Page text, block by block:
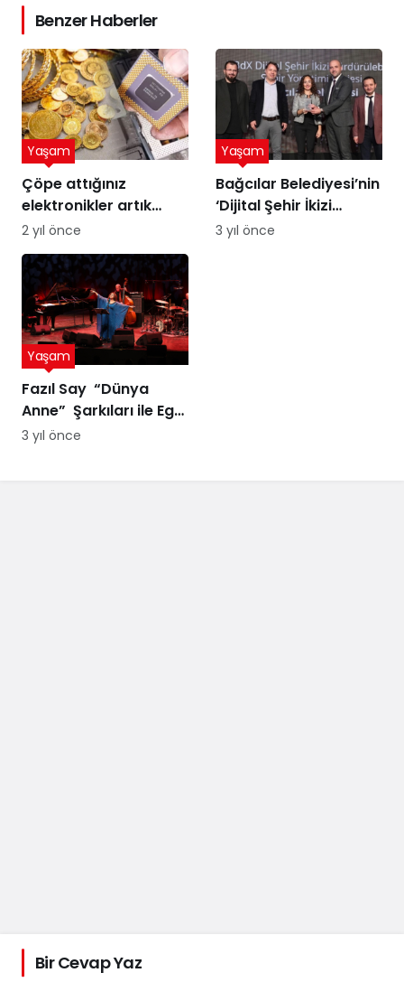
Benzer Haberler
Çöpe attığınız
elektronikler artık
altına dönüşebilir!
Üstelik peynir altı
suyuyla
Yaşam
2 yıl önce
Bağcılar Belediyesi’nin
‘Dijital Şehir İkizi
Sürdürülebilir Şehir
Yaşam
3 yıl önce
Fazıl Say “Dünya
Anne” Şarkıları ile Ege
Turnesi’nde
Yaşam
3 yıl önce
Bir Cevap Yaz